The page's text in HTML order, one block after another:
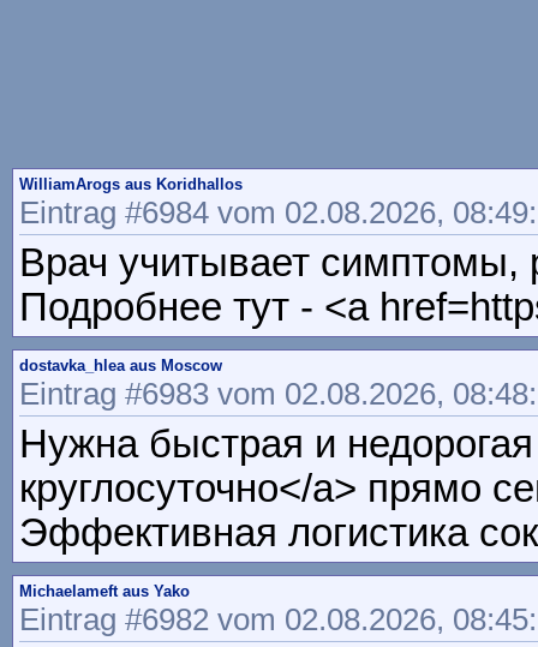
WilliamArogs aus Koridhallos
Eintrag #6984 vom 02.08.2026,
Врач учитывает
Подробнее тут - <a
dostavka_hlea aus Moscow
Eintrag #6983 vom 02.08.2026,
Нужна быстрая и
круглосуточно</a> прямо
Эффективная логистика
Michaelameft aus Yako
Eintrag #6982 vom 02.08.2026,